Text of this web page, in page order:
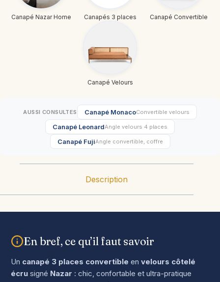
Canapé Nazar Home Canapés 3 places Canapé Convertible
Canapé Velours
AUSSI CONSULTES Canapé MonacoConvertible velours
Canapé LeonardAngle velours 4 places
Canapé FujiAngle convertible, coffre
Description
En bref, ce qu’il faut savoir
Un canapé 3 places convertible envelours côtelé
écru signé Nazar : chic, confortable et ultra-pratique